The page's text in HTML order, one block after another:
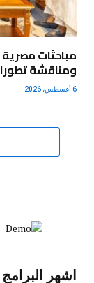
مباحثات مصرية
ومناقشة
6 أغسطس، 2026
اشهر البرامج